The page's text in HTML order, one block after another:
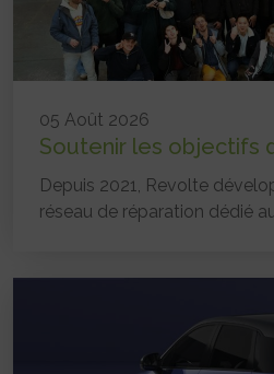
05 Août 2026
Soutenir les objectifs
Depuis 2021, Revolte
réseau de réparation dédié